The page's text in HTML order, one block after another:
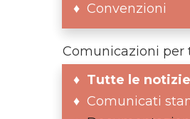
Convenzioni
Comunicazioni per
Tutte le notizie
Comunicati